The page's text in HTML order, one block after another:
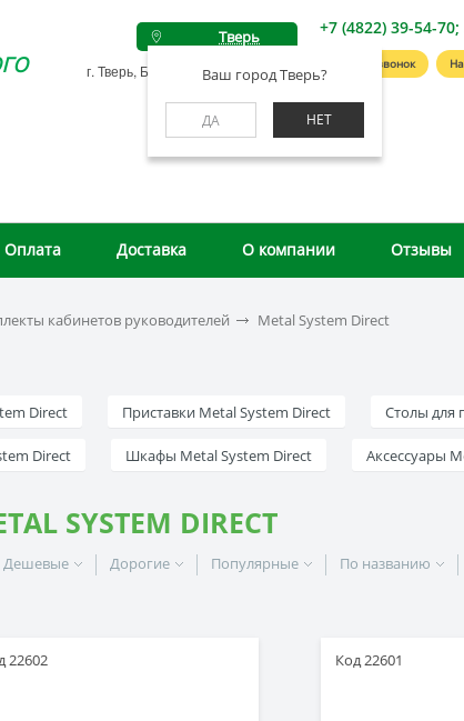
Тверь
Ваш город Тверь?
ДА НЕТ
г. Тверь, Беляковский пер., д. 46А
+7 (4822) 39-54-
Заказать звонок
Оплата Доставка О компании Отзывы
кабинетов руководителей Metal System Direct
Direct Приставки Metal System Direct Столы для
Direct Шкафы Metal System Direct Аксессуары
SYSTEM DIRECT
Дешевые Дорогие Популярные По названию
22602 Код 22601